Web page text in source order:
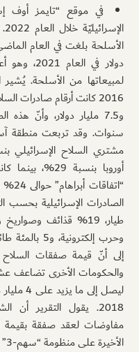
في موقع “تايمز أوف
دولار في
سنوات. وقد تربعت منطقة
أوروبا بنسبة
وحرب
إلى أنّ قيمة صفقات السلاح
والحكومات الأخرى تضاعف
2018. يقول التقرير أن
الأخيرة على منظومة “سهم-3” المُضادة للصواريخ البالستيّة.